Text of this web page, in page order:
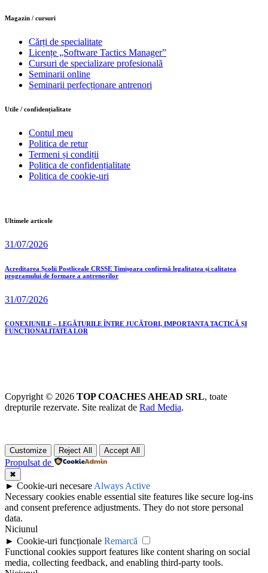
Magazin / cursuri
Cărți de specialitate
Licențe „Software Tactics Manager”
Cursuri de specializare profesională
Seminarii online
Seminarii perfecționare antrenori
Utile / confidențialitate
Contul meu
Politica de retur
Termeni și condiții
Politica de confidențialitate
Politica de cookie-uri
Ultimele articole
31/07/2026
Acreditarea Școlii Postliceale CRSSE Timișoara confirmă legalitatea și calitatea
programului de formare a antrenorilor
31/07/2026
CONEXIUNILE – LEGĂTURILE ÎNTRE JUCĂTORI, IMPORTANȚA TACTICĂ ȘI
FUNCȚIONALITATEA LOR
Copyright © 2026 TOP COACHES AHEAD SRL, toate
drepturile rezervate. Site realizat de Rad Media.
Customize Reject All Accept All
Propulsat de
✖
► Cookie-uri necesare Always Active
Necessary cookies enable essential site features like secure log-ins
and consent preference adjustments. They do not store personal
data.
Niciunul
► Cookie-uri funcționale Remarcă
Functional cookies support features like content sharing on social
media, collecting feedback, and enabling third-party tools.